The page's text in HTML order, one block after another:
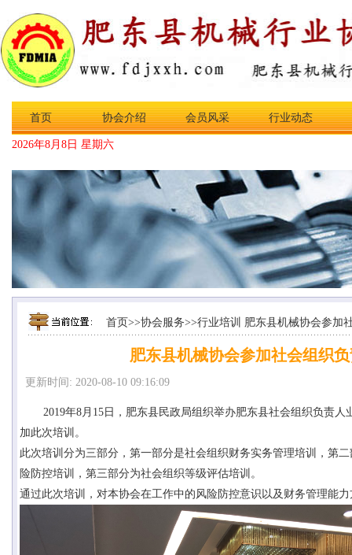
首页 协会介绍 会员风采 行业动态
2026年8月8日 星期六
首页>>协会服务>>行业培训 肥东县机械协会参加
肥东县机械协会参加社会组织
更新时间: 2020-08-10 09:16:09
2019年8月15日， 肥东县民政局组织举办肥东县社会组织负责
加此次培训。
此次培训分为三部分，第一部分是社会组织财务实务管理培训，第
险防控培训，第三部分为社会组织等级评估培训。
通过此次培训，对本协会在工作中的风险防控意识以及财务管理能